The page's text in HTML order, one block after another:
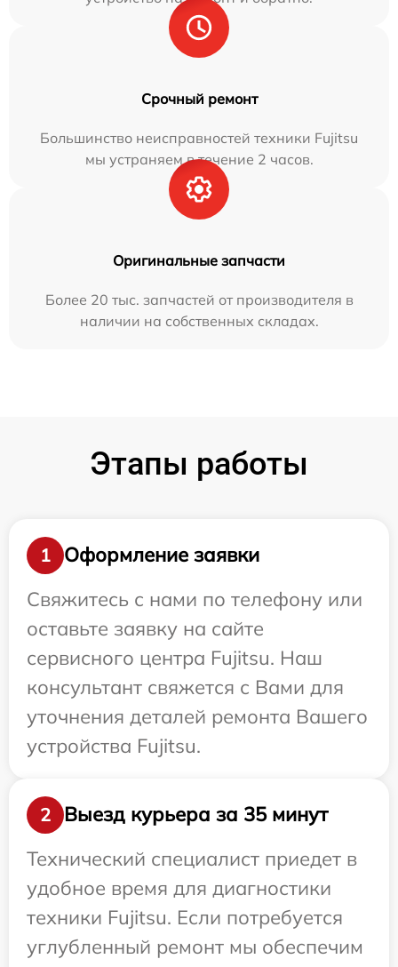
Срочный ремонт
Большинство неисправностей техники Fujitsu
мы устраняем в течение 2 часов.
Оригинальные запчасти
Более 20 тыс. запчастей от производителя в
наличии на собственных складах.
Этапы работы
1
Оформление заявки
Свяжитесь с нами по телефону или
оставьте заявку на сайте
сервисного центра Fujitsu. Наш
консультант свяжется с Вами для
уточнения деталей ремонта Вашего
устройства Fujitsu.
2
Выезд курьера за 35 минут
Технический специалист приедет в
удобное время для диагностики
техники Fujitsu. Если потребуется
углубленный ремонт мы обеспечим